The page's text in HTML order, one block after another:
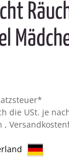
die USt. je